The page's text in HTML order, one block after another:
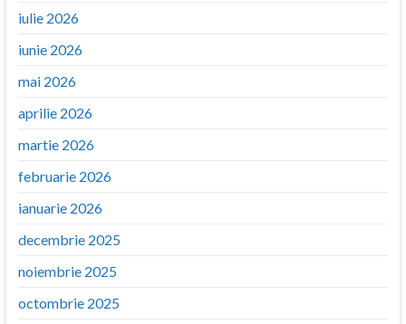
iulie 2026
iunie 2026
mai 2026
aprilie 2026
martie 2026
februarie 2026
ianuarie 2026
decembrie 2025
noiembrie 2025
octombrie 2025